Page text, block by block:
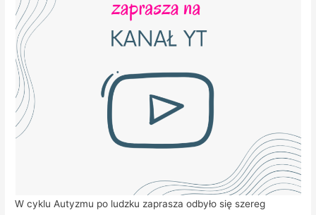
W cyklu Autyzmu po ludzku zaprasza odbyło się szereg